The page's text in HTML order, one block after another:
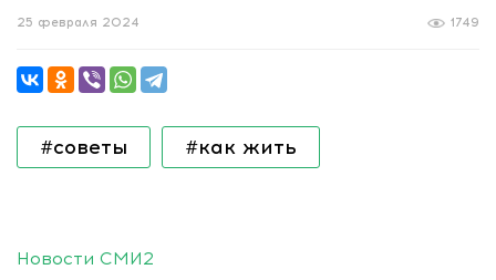
1749
25 февраля 2024
#советы #как жить
Новости СМИ2